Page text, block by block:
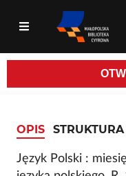
OPIS STRUKTURA
Język Polski :